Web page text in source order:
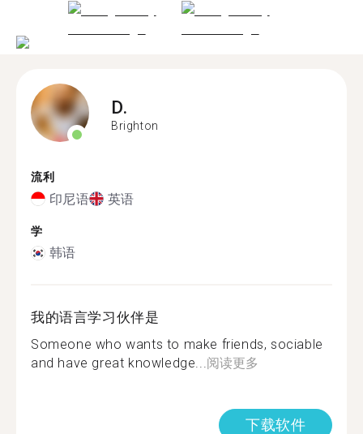
D.
Brighton
流利
印尼语 英语
学
韩语
我的语言学习伙伴是
Someone who wants to make friends, sociable
and have great knowledge...阅读更多
下载软件